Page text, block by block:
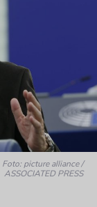
Foto: picture alliance /
ASSOCIATED PRESS